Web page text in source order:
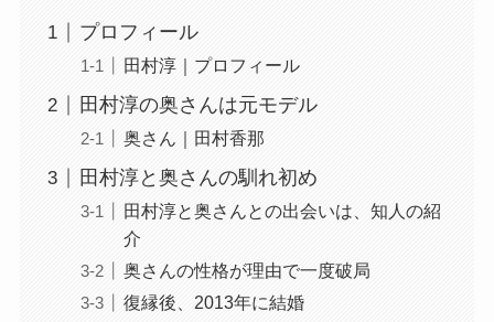
プロフィール
田村淳｜プロフィール
田村淳の奥さんは元モデル
奥さん｜田村香那
田村淳と奥さんの馴れ初め
田村淳と奥さんとの出会いは、知人の紹
介
奥さんの性格が理由で一度破局
復縁後、2013年に結婚